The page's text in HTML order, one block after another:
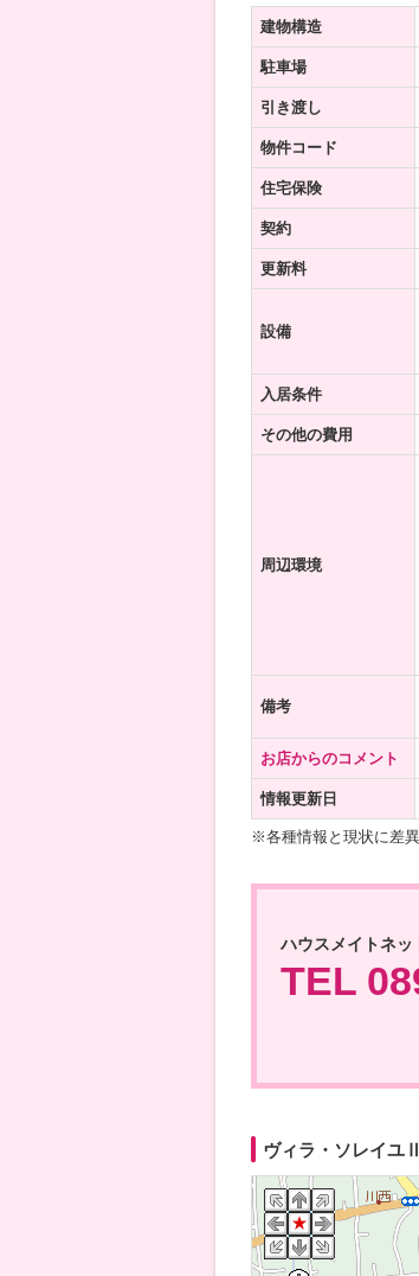
建物構造
駐車場
引き渡し
物件コード
住宅保険
契約
更新料
設備
入居条件
その他の費用
周辺環境
備考
お店からのコメント
情報更新日
※各種情報と現状に差
ハウスメイトネッ
TEL
ヴィラ・ソレイユ